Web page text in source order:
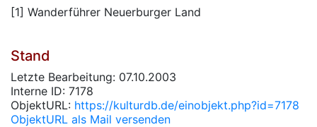
[1] Wanderführer Neuerburger Land
Stand
Letzte Bearbeitung: 07.10.2003
Interne ID: 7178
ObjektURL: https://kulturdb.de/einobjekt.php?id=7178
ObjektURL als Mail versenden